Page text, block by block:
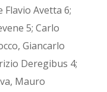
Flavio Avetta 6;
5; Carlo
Giancarlo
Deregibus 4;
Mauro